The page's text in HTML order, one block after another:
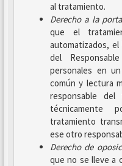
al tratamiento.
Derecho a la
que el
automatizados,
del
personales en
común y lectura
responsable del
técnicamente
tratamiento
ese otro
Derecho de
que no se lleve a